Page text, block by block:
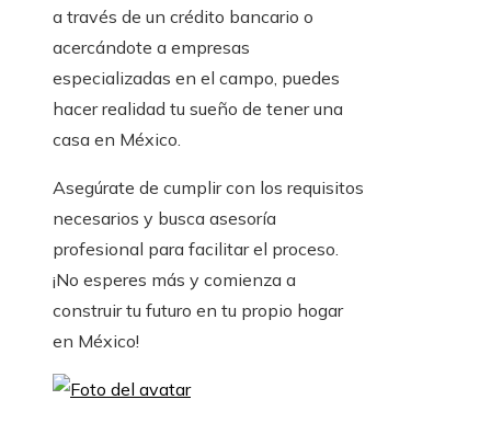
a través de un crédito bancario o
acercándote a empresas
especializadas en el campo, puedes
hacer realidad tu sueño de tener una
casa en México.
Asegúrate de cumplir con los requisitos
necesarios y busca asesoría
profesional para facilitar el proceso.
¡No esperes más y comienza a
construir tu futuro en tu propio hogar
en México!